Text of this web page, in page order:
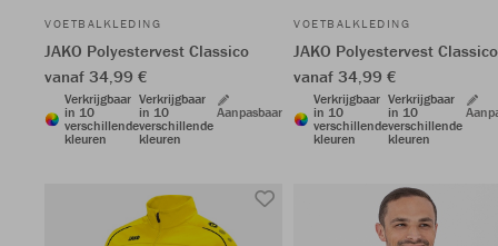
VOETBALKLEDING
JAKO Polyestervest Classico
vanaf 34,99 €
Verkrijgbaar
in 10
verschillende
kleuren
Verkrijgbaar
in 10
verschillende
kleuren
Aanpasbaar
VOETBALKLEDING
JAKO Polyestervest Classico
vanaf 34,99 €
Verkrijgbaar
in 10
verschillende
kleuren
Verkrijgbaar
in 10
verschillende
kleuren